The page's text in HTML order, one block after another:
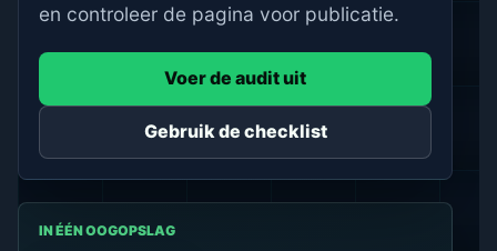
en controleer de pagina voor publicatie.
Voer de audit uit
Gebruik de checklist
IN ÉÉN OOGOPSLAG